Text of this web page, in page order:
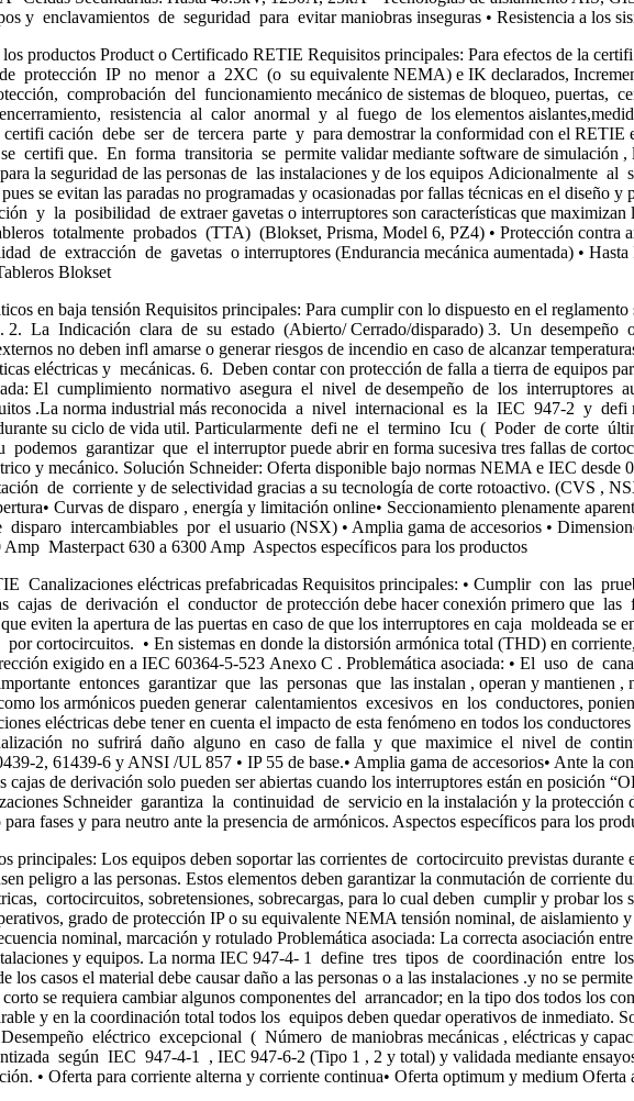
y enclavamientos de seguridad para evitar maniobras inseguras • Resistencia a los
productos Product o Certificado RETIE Requisitos principales: Para efectos de la
de protección IP no menor a 2XC (o su equivalente NEMA) e IK declarados,
comprobación del funcionamiento mecánico de sistemas de bloqueo, puertas,
resistencia al calor anormal y al fuego de los elementos
cación debe ser de tercera parte y para demostrar la conformidad con el RETIE
certifi que. En forma transitoria se permite validar mediante software de simulación ,
la seguridad de las personas de las instalaciones y de los equipos Adicionalmente
se evitan las paradas no programadas y ocasionadas por fallas técnicas en el diseño
y la posibilidad de extraer gavetas o interruptores son características que maximizan
totalmente probados (TTA) (Blokset, Prisma, Model 6, PZ4) • Protección contra
de extracción de gavetas o interruptores (Endurancia mecánica aumentada) • Hasta
Blokset
en baja tensión Requisitos principales: Para cumplir con lo dispuesto en el
2. La Indicación clara de su estado (Abierto/ Cerrado/disparado) 3. Un
no deben infl amarse o generar riesgos de incendio en caso de alcanzar
eléctricas y mecánicas. 6. Deben contar con protección de falla a tierra de equipos
El cumplimiento normativo asegura el nivel de desempeño de los interruptores
.La norma industrial más reconocida a nivel internacional es la IEC 947-2 y defi
su ciclo de vida util. Particularmente defi ne el termino Icu ( Poder de corte
garantizar que el interruptor puede abrir en forma sucesiva tres fallas de
y mecánico. Solución Schneider: Oferta disponible bajo normas NEMA e IEC
de corriente y de selectividad gracias a su tecnología de corte rotoactivo. (CVS
Curvas de disparo , energía y limitación online• Seccionamiento plenamente
disparo intercambiables por el usuario (NSX) • Amplia gama de accesorios •
Masterpact 630 a 6300 Amp Aspectos específicos para los productos
Canalizaciones eléctricas prefabricadas Requisitos principales: • Cumplir con las
cajas de derivación el conductor de protección debe hacer conexión primero que
eviten la apertura de las puertas en caso de que los interruptores en caja moldeada se
cortocircuitos. • En sistemas en donde la distorsión armónica total (THD) en
exigido en a IEC 60364-5-523 Anexo C . Problemática asociada: • El uso de
entonces garantizar que las personas que las instalan , operan y mantienen ,
los armónicos pueden generar calentamientos excesivos en los conductores,
eléctricas debe tener en cuenta el impacto de esta fenómeno en todos los
no sufrirá daño alguno en caso de falla y que maximice el nivel de
2, 61439-6 y ANSI /UL 857 • IP 55 de base.• Amplia gama de accesorios• Ante la
de derivación solo pueden ser abiertas cuando los interruptores están en posición
Schneider garantiza la continuidad de servicio en la instalación y la
fases y para neutro ante la presencia de armónicos. Aspectos específicos para los
principales: Los equipos deben soportar las corrientes de cortocircuito previstas
peligro a las personas. Estos elementos deben garantizar la conmutación de corriente
cortocircuitos, sobretensiones, sobrecargas, para lo cual deben cumplir y probar los
grado de protección IP o su equivalente NEMA tensión nominal, de
nominal, marcación y rotulado Problemática asociada: La correcta asociación
y equipos. La norma IEC 947-4- 1 define tres tipos de coordinación entre
los casos el material debe causar daño a las personas o a las instalaciones .y no se
se requiera cambiar algunos componentes del arrancador; en la tipo dos todos los
y en la coordinación total todos los equipos deben quedar operativos de inmediato.
eléctrico excepcional ( Número de maniobras mecánicas , eléctricas y
según IEC 947-4-1 , IEC 947-6-2 (Tipo 1 , 2 y total) y validada mediante
• Oferta para corriente alterna y corriente continua• Oferta optimum y medium